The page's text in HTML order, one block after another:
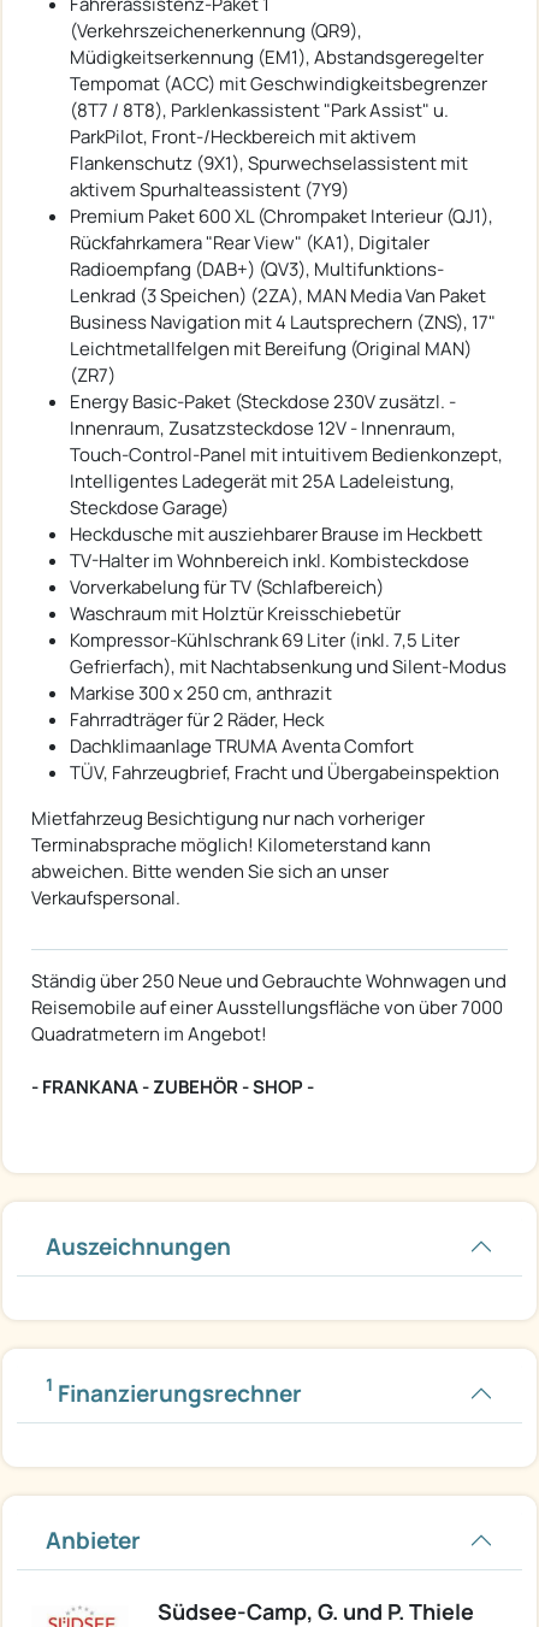
(Verkehrszeichenerkennung (QR9),
Müdigkeitserkennung (EM1), Abstandsgeregelter
Tempomat (ACC) mit Geschwindigkeitsbegrenzer
(8T7 / 8T8), Parklenkassistent "Park Assist" u.
ParkPilot, Front-/Heckbereich mit aktivem
Flankenschutz (9X1), Spurwechselassistent mit
aktivem Spurhalteassistent (7Y9)
Premium Paket 600 XL (Chrompaket Interieur (QJ1),
Rückfahrkamera "Rear View" (KA1), Digitaler
Radioempfang (DAB+) (QV3), Multifunktions-
Lenkrad (3 Speichen) (2ZA), MAN Media Van Paket
Business Navigation mit 4 Lautsprechern (ZNS), 17"
Leichtmetallfelgen mit Bereifung (Original MAN)
(ZR7)
Energy Basic-Paket (Steckdose 230V zusätzl. -
Innenraum, Zusatzsteckdose 12V - Innenraum,
Touch-Control-Panel mit intuitivem Bedienkonzept,
Intelligentes Ladegerät mit 25A Ladeleistung,
Steckdose Garage)
Heckdusche mit ausziehbarer Brause im Heckbett
TV-Halter im Wohnbereich inkl. Kombisteckdose
Vorverkabelung für TV (Schlafbereich)
Waschraum mit Holztür Kreisschiebetür
Kompressor-Kühlschrank 69 Liter (inkl. 7,5 Liter
Gefrierfach), mit Nachtabsenkung und Silent-Modus
Markise 300 x 250 cm, anthrazit
Fahrradträger für 2 Räder, Heck
Dachklimaanlage TRUMA Aventa Comfort
TÜV, Fahrzeugbrief, Fracht und Übergabeinspektion
Mietfahrzeug Besichtigung nur nach vorheriger
Terminabsprache möglich! Kilometerstand kann
abweichen. Bitte wenden Sie sich an unser
Verkaufspersonal.
Ständig über 250 Neue und Gebrauchte Wohnwagen und
Reisemobile auf einer Ausstellungsfläche von über 7000
Quadratmetern im Angebot!
- FRANKANA - ZUBEHÖR - SHOP -
Auszeichnungen
1 Finanzierungsrechner
Anbieter
Südsee-Camp, G. und P. Thiele